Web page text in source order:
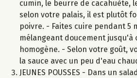
cumin, le beurre de cacahuète,
selon votre palais, il est plutôt
poivre. - Faites cuire pendant 5
mélangeant doucement
homogène. - Selon votre goût,
la sauce avec un peu d'eau
JEUNES POUSSES - Dans un